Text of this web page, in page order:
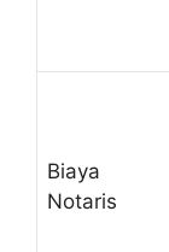
Biaya
Notaris